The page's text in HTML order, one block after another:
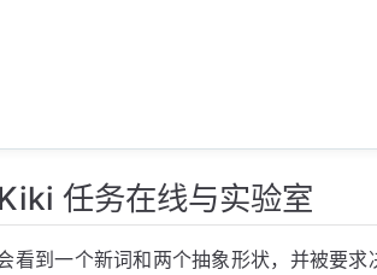
任务在线与实验室
到一个新词和两个抽象形状，并被要求